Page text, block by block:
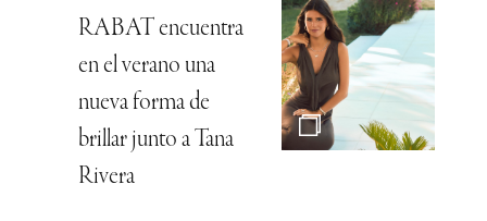
RABAT encuentra
en el verano una
nueva forma de
brillar junto a Tana
Rivera